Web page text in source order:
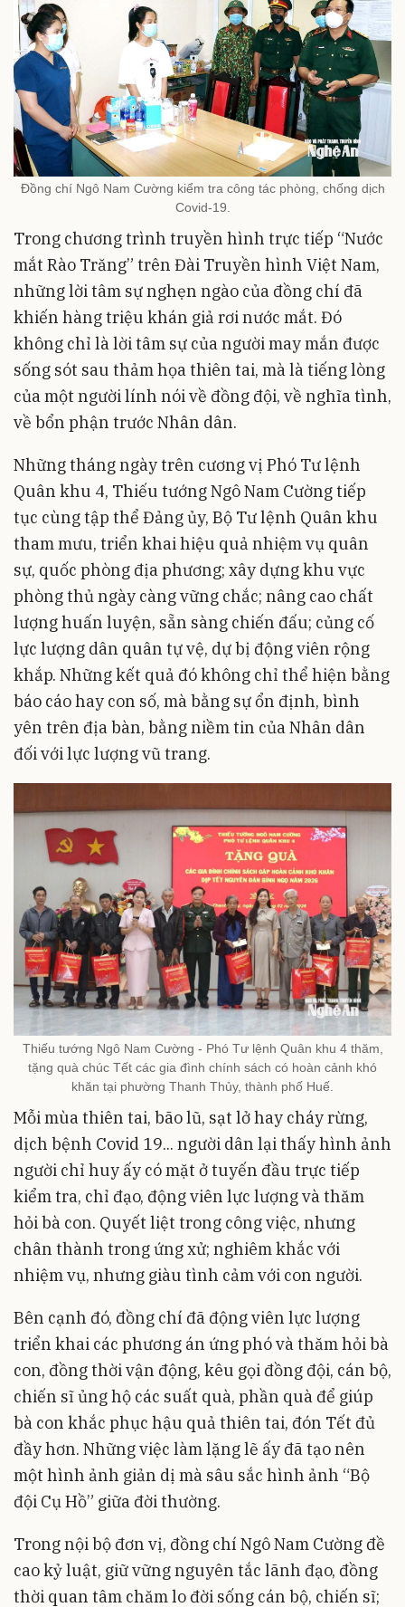
Đồng chí Ngô Nam Cường kiểm tra công tác phòng, chống dịch
Covid-19.
Trong chương trình truyền hình trực tiếp “Nước
mắt Rào Trăng” trên Đài Truyền hình Việt Nam,
những lời tâm sự nghẹn ngào của đồng chí đã
khiến hàng triệu khán giả rơi nước mắt. Đó
không chỉ là lời tâm sự của người may mắn được
sống sót sau thảm họa thiên tai, mà là tiếng lòng
của một người lính nói về đồng đội, về nghĩa tình,
về bổn phận trước Nhân dân.
Những tháng ngày trên cương vị Phó Tư lệnh
Quân khu 4, Thiếu tướng Ngô Nam Cường tiếp
tục cùng tập thể Đảng ủy, Bộ Tư lệnh Quân khu
tham mưu, triển khai hiệu quả nhiệm vụ quân
sự, quốc phòng địa phương; xây dựng khu vực
phòng thủ ngày càng vững chắc; nâng cao chất
lượng huấn luyện, sẵn sàng chiến đấu; củng cố
lực lượng dân quân tự vệ, dự bị động viên rộng
khắp. Những kết quả đó không chỉ thể hiện bằng
báo cáo hay con số, mà bằng sự ổn định, bình
yên trên địa bàn, bằng niềm tin của Nhân dân
đối với lực lượng vũ trang.
Thiếu tướng Ngô Nam Cường - Phó Tư lệnh Quân khu 4 thăm,
tặng quà chúc Tết các gia đình chính sách có hoàn cảnh khó
khăn tại phường Thanh Thủy, thành phố Huế.
Mỗi mùa thiên tai, bão lũ, sạt lở hay cháy rừng,
dịch bệnh Covid 19... người dân lại thấy hình ảnh
người chỉ huy ấy có mặt ở tuyến đầu trực tiếp
kiểm tra, chỉ đạo, động viên lực lượng và thăm
hỏi bà con. Quyết liệt trong công việc, nhưng
chân thành trong ứng xử; nghiêm khắc với
nhiệm vụ, nhưng giàu tình cảm với con người.
Bên cạnh đó, đồng chí đã động viên lực lượng
triển khai các phương án ứng phó và thăm hỏi bà
con, đồng thời vận động, kêu gọi đồng đội, cán bộ,
chiến sĩ ủng hộ các suất quà, phần quà để giúp
bà con khắc phục hậu quả thiên tai, đón Tết đủ
đầy hơn. Những việc làm lặng lẽ ấy đã tạo nên
một hình ảnh giản dị mà sâu sắc hình ảnh “Bộ
đội Cụ Hồ” giữa đời thường.
Trong nội bộ đơn vị, đồng chí Ngô Nam Cường đề
cao kỷ luật, giữ vững nguyên tắc lãnh đạo, đồng
thời quan tâm chăm lo đời sống cán bộ, chiến sĩ;